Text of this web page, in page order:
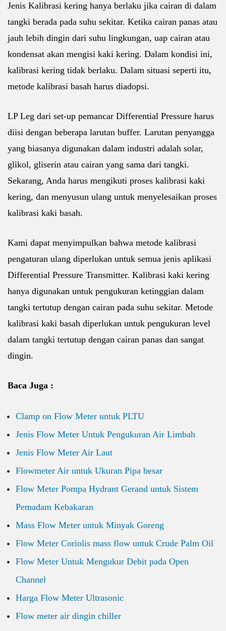
Jenis Kalibrasi kering hanya berlaku jika cairan di dalam
tangki berada pada suhu sekitar. Ketika cairan panas atau
jauh lebih dingin dari suhu lingkungan, uap cairan atau
kondensat akan mengisi kaki kering. Dalam kondisi ini,
kalibrasi kering tidak berlaku. Dalam situasi seperti itu,
metode kalibrasi basah harus diadopsi.
LP Leg dari set-up pemancar Differential Pressure harus
diisi dengan beberapa larutan buffer. Larutan penyangga
yang biasanya digunakan dalam industri adalah solar,
glikol, gliserin atau cairan yang sama dari tangki.
Sekarang, Anda harus mengikuti proses kalibrasi kaki
kering, dan menyusun ulang untuk menyelesaikan proses
kalibrasi kaki basah.
Kami dapat menyimpulkan bahwa metode kalibrasi
pengaturan ulang diperlukan untuk semua jenis aplikasi
Differential Pressure Transmitter. Kalibrasi kaki kering
hanya digunakan untuk pengukuran ketinggian dalam
tangki tertutup dengan cairan pada suhu sekitar. Metode
kalibrasi kaki basah diperlukan untuk pengukuran level
dalam tangki tertutup dengan cairan panas dan sangat
dingin.
Baca Juga :
Clamp on Flow Meter untuk PLTU
Jenis Flow Meter Untuk Pengukuran Air Limbah
Jenis Flow Meter Air Laut
Flowmeter Air untuk Ukuran Pipa besar
Flow Meter Pompa Hydrant Gerand untuk Sistem
Pemadam Kebakaran
Mass Flow Meter untuk Minyak Goreng
Flow Meter Coriolis mass flow untuk Crude Palm Oil
Flow Meter Untuk Mengukur Debit pada Open
Channel
Harga Flow Meter Ultrasonic
Flow meter air dingin chiller